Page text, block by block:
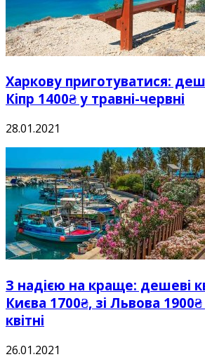
Харкову приготуватися:
Кіпр 1400₴ у травні-червні
28.01.2021
З надією на краще: дешеві
Києва 1700₴, зі Львова
квітні
26.01.2021